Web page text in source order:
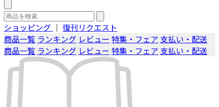
ショッピング ｜ 復刊リクエスト
商品一覧 ランキング レビュー 特集・フェア 支払い・配送
商品一覧 ランキング レビュー 特集・フェア 支払い・配送